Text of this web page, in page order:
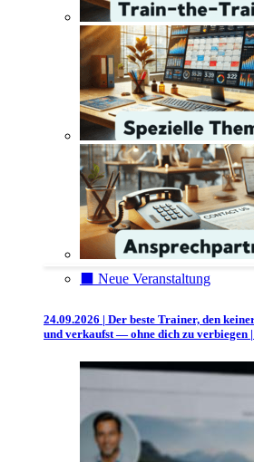
⬛️ Neue Veranstaltung
24.09.2026 | Der beste Trainer, den
und verkaufst — ohne dich zu verbiegen